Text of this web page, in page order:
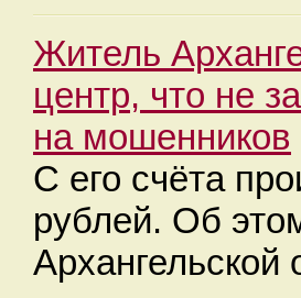
Житель
центр, что не
на мошенников
С его счёта
рублей. Об
Архангельской